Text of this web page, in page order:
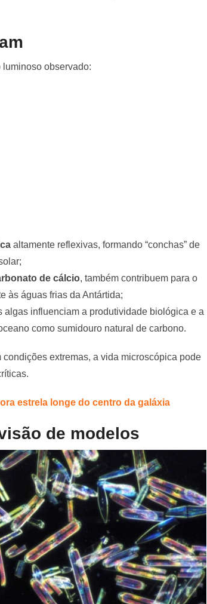
observado:
altamente reflexivas, formando “conchas” de
de cálcio, também contribuem para o
às águas frias da Antártida;
algas influenciam a produtividade biológica e a
como sumidouro natural de carbono.
extremas, a vida microscópica pode
estrela longe do centro da galáxia
de modelos